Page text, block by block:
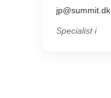
jp@summit.dk
Specialist i